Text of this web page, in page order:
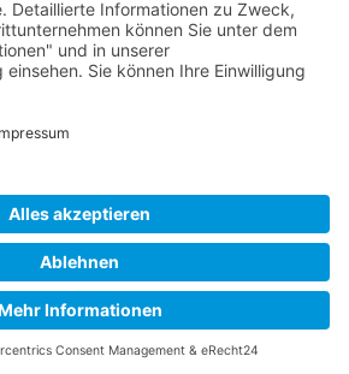
Datenschutz